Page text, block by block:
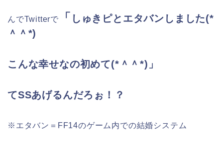
んでTwitterで 「 しゅきピとエタバンしました(*
＾＾*)
こんな幸せなの初めて(*＾＾*)」
てSSあげるんだろぉ！？
※エタバン＝FF14のゲーム内での結婚システム